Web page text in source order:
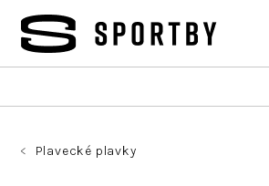
obsah
Plavecké plavky